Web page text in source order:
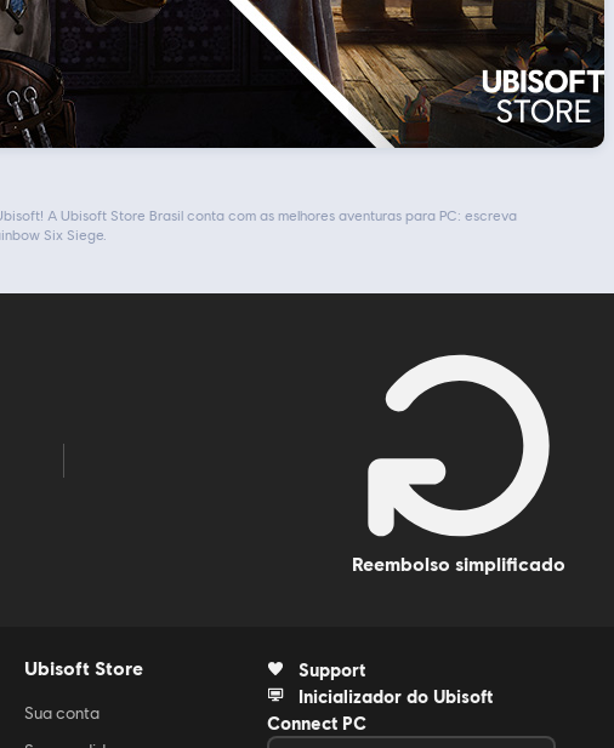
A Ubisoft Store Brasil conta com as melhores aventuras para PC: escreva
Six Siege.
reembolso simplificado
Ubisoft Store
Sua conta
Support
Inicializador do Ubisoft
Connect PC